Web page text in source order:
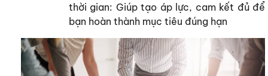
thời gian: Giúp tạo áp lực, cam kết đủ để
bạn hoàn thành mục tiêu đúng hạn